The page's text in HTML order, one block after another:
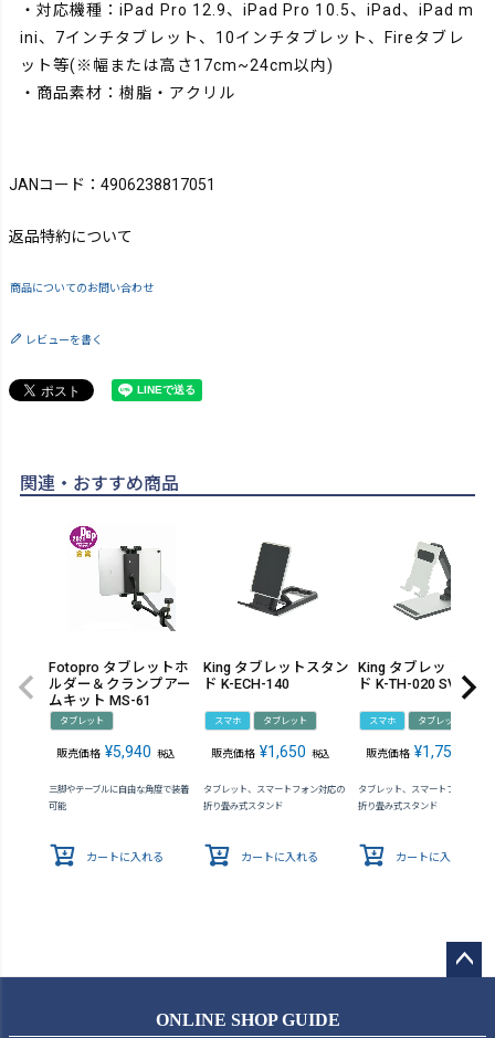
・対応機種：iPad Pro 12.9、iPad Pro 10.5、iPad、iPad m
ini、7インチタブレット、10インチタブレット、Fireタブレ
ット等(※幅または高さ17cm~24cm以内)
・商品素材：樹脂・アクリル
JANコード：4906238817051
返品特約について
商品についてのお問い合わせ
レビューを書く
関連・おすすめ商品
Fotopro タブレットホ
ルダー＆クランプアー
ムキット MS-61
タブレット
販売価格 ¥5,940 税込
三脚やテーブルに自由な角度で装着
可能
カートに入れる
King タブレットスタン
ド K-ECH-140
スマホ タブレット
販売価格 ¥1,650 税込
タブレット、スマートフォン対応の
折り畳み式スタンド
カートに入れる
King タブレットスタ
ド K-TH-020 SV
スマホ タブレット
販売価格 ¥1,750
タブレット、スマートフォン対応
折り畳み式スタンド
カートに入れる
ONLINE SHOP GUIDE